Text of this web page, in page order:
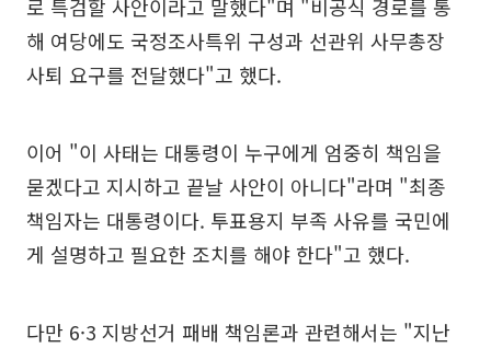
로 특검할 사안이라고 말했다"며 "비공식 경로를 통
해 여당에도 국정조사특위 구성과 선관위 사무총장
사퇴 요구를 전달했다"고 했다.
이어 "이 사태는 대통령이 누구에게 엄중히 책임을
묻겠다고 지시하고 끝날 사안이 아니다"라며 "최종
책임자는 대통령이다. 투표용지 부족 사유를 국민에
게 설명하고 필요한 조치를 해야 한다"고 했다.
다만 6·3 지방선거 패배 책임론과 관련해서는 "지난